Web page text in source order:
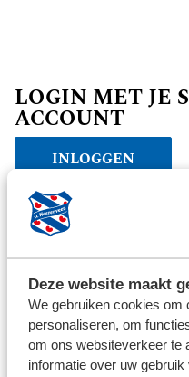
Deze website maakt
We gebruiken cookies om
personaliseren, om
om ons websiteverkeer te
informatie over uw
LOGIN MET JE
ACCOUNT
INLOGGEN
Verder winkelen